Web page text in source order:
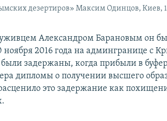
дезертиров» Максим Одинцов, Киев,
Александром Барановым он
ноября 2016 года на админгранице с
задержаны, когда прибыли в
дипломы о получении высшего
это задержание как